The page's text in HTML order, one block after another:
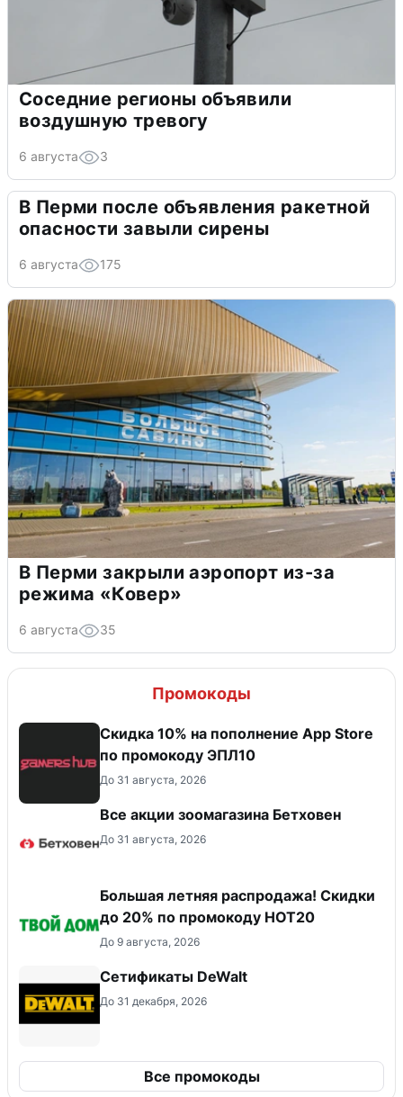
Соседние регионы объявили
воздушную тревогу
6 августа 3
В Перми после объявления ракетной
опасности завыли сирены
6 августа 175
В Перми закрыли аэропорт из-за
режима «Ковер»
6 августа 35
Промокоды
Скидка 10% на пополнение App Store
по промокоду ЭПЛ10
До 31 августа, 2026
Все акции зоомагазина Бетховен
До 31 августа, 2026
Большая летняя распродажа! Скидки
до 20% по промокоду HOT20
До 9 августа, 2026
Сетификаты DeWalt
До 31 декабря, 2026
Все промокоды